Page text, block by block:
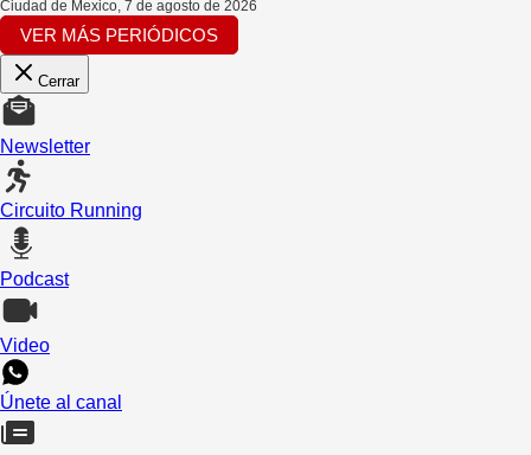
Ciudad de Mexico, 7 de agosto de 2026
VER MÁS PERIÓDICOS
Cerrar
Newsletter
Circuito Running
Podcast
Video
Únete al canal